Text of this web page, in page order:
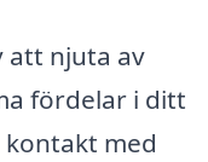
att njuta av
fördelar i ditt
med